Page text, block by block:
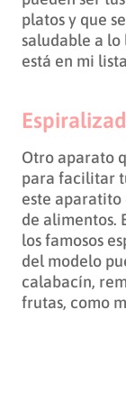
platos y que
saludable a
está en mi
Otro aparato
para facilitar
este aparatito
de alimentos.
los famosos
del modelo
calabacín,
frutas, como